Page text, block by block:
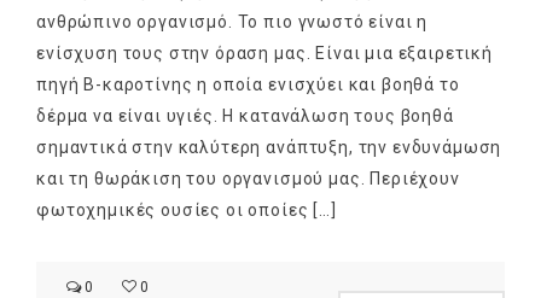
ανθρώπινο οργανισμό. Το πιο γνωστό είναι η
ενίσχυση τους στην όραση μας. Είναι μια εξαιρετική
πηγή Β-καροτίνης η οποία ενισχύει και βοηθά το
δέρμα να είναι υγιές. Η κατανάλωση τους βοηθά
σημαντικά στην καλύτερη ανάπτυξη, την ενδυνάμωση
και τη θωράκιση του οργανισμού μας. Περιέχουν
φωτοχημικές ουσίες οι οποίες […]
0
0